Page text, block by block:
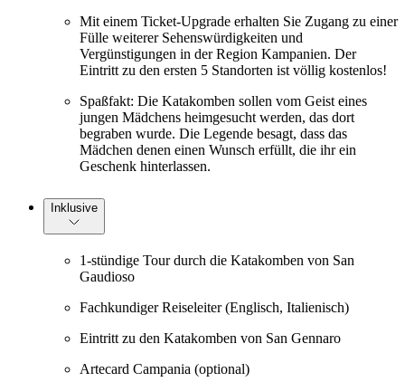
Mit einem Ticket-Upgrade erhalten Sie Zugang zu einer
Fülle weiterer Sehenswürdigkeiten und
Vergünstigungen in der Region Kampanien. Der
Eintritt zu den ersten 5 Standorten ist völlig kostenlos!
Spaßfakt: Die Katakomben sollen vom Geist eines
jungen Mädchens heimgesucht werden, das dort
begraben wurde. Die Legende besagt, dass das
Mädchen denen einen Wunsch erfüllt, die ihr ein
Geschenk hinterlassen.
Inklusive
1-stündige Tour durch die Katakomben von San
Gaudioso
Fachkundiger Reiseleiter (Englisch, Italienisch)
Eintritt zu den Katakomben von San Gennaro
Artecard Campania (optional)